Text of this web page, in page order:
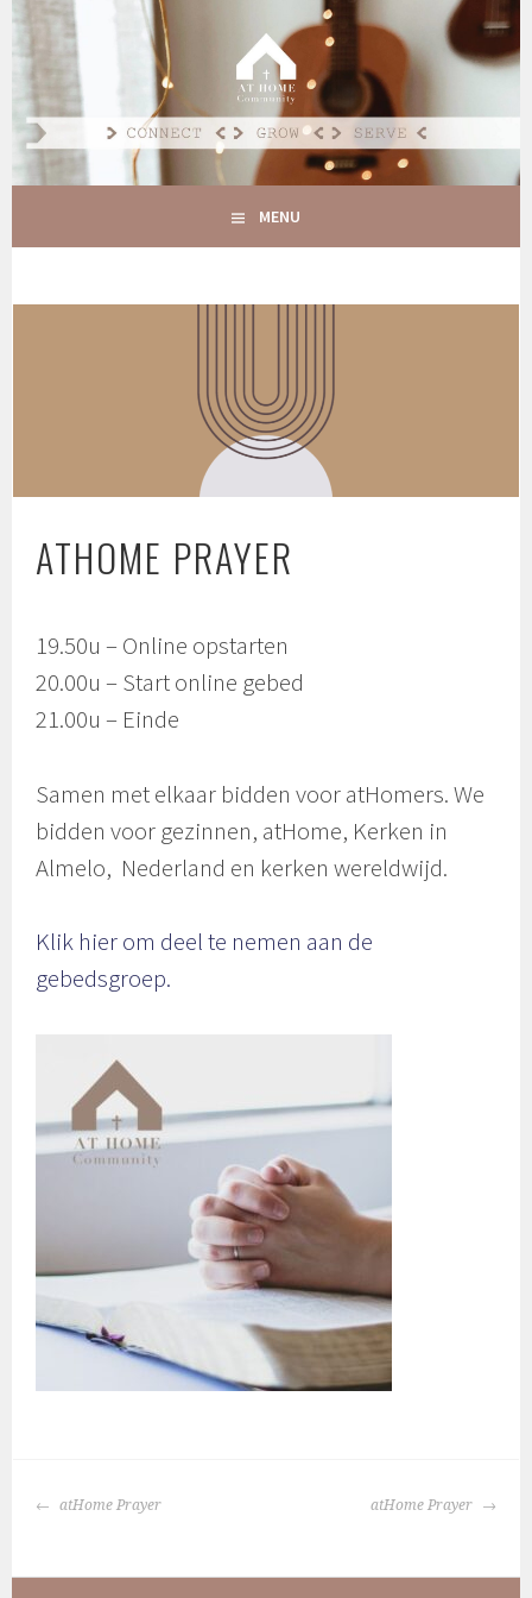
Spring
inhoud
AT HOME COMMUNITY
CONNECT GROW SERVE
MENU
ATHOME PRAYER
19.50u – Online opstarten
20.00u – Start online gebed
21.00u – Einde
Samen met elkaar bidden voor atHomers. We
bidden voor gezinnen, atHome, Kerken in
Almelo, Nederland en kerken wereldwijd.
Klik hier om deel te nemen aan de
gebedsgroep.
BERICHTNAVIGATIE
atHome Prayer atHome Prayer